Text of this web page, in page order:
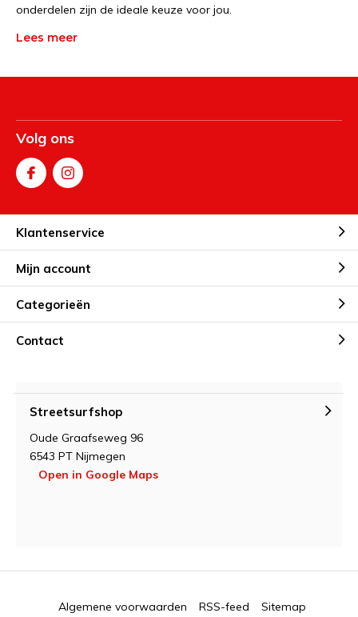
onderdelen zijn de ideale keuze voor jou.
Lees meer
Volg ons
Klantenservice
Mijn account
Categorieën
Contact
Streetsurfshop
Oude Graafseweg 96
6543 PT Nijmegen
Open in Google Maps
Algemene voorwaarden RSS-feed Sitemap